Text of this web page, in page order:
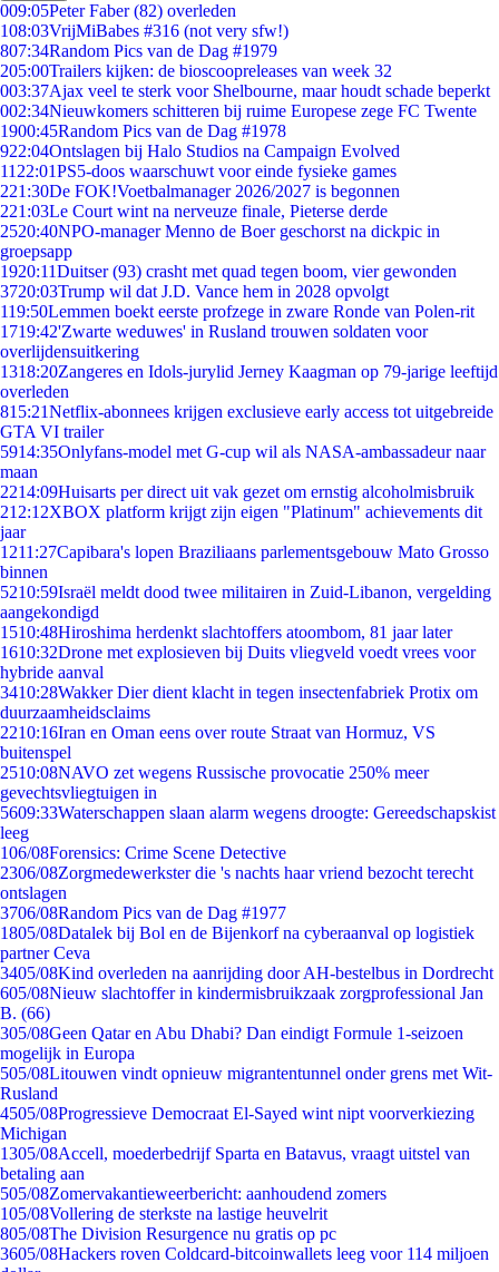
009:05Peter Faber (82) overleden
108:03VrijMiBabes #316 (not very sfw!)
807:34Random Pics van de Dag #1979
205:00Trailers kijken: de bioscoopreleases van week 32
003:37Ajax veel te sterk voor Shelbourne, maar houdt schade beperkt
002:34Nieuwkomers schitteren bij ruime Europese zege FC Twente
1900:45Random Pics van de Dag #1978
922:04Ontslagen bij Halo Studios na Campaign Evolved
11 22:01PS5-doos waarschuwt voor einde fysieke games
221:30De FOK!Voetbalmanager 2026/2027 is begonnen
221:03Le Court wint na nerveuze finale, Pieterse derde
2520:40NPO-manager Menno de Boer geschorst na dickpic in
groepsapp
1920:11Duitser (93) crasht met quad tegen boom, vier gewonden
3720:03Trump wil dat J.D. Vance hem in 2028 opvolgt
119:50Lemmen boekt eerste profzege in zware Ronde van Polen-rit
1719:42'Zwarte weduwes' in Rusland trouwen soldaten voor
overlijdensuitkering
1318:20Zangeres en Idols-jurylid Jerney Kaagman op 79-jarige leeftijd
overleden
815:21Netflix-abonnees krijgen exclusieve early access tot uitgebreide
GTA VI trailer
5914:35Onlyfans-model met G-cup wil als NASA-ambassadeur naar
maan
2214:09Huisarts per direct uit vak gezet om ernstig alcoholmisbruik
212:12XBOX platform krijgt zijn eigen "Platinum" achievements dit
jaar
1211:27Capibara's lopen Braziliaans parlementsgebouw Mato Grosso
binnen
5210:59Israël meldt dood twee militairen in Zuid-Libanon, vergelding
aangekondigd
1510:48Hiroshima herdenkt slachtoffers atoombom, 81 jaar later
1610:32Drone met explosieven bij Duits vliegveld voedt vrees voor
hybride aanval
3410:28Wakker Dier dient klacht in tegen insectenfabriek Protix om
duurzaamheidsclaims
2210:16Iran en Oman eens over route Straat van Hormuz, VS
buitenspel
2510:08NAVO zet wegens Russische provocatie 250% meer
gevechtsvliegtuigen in
5609:33Waterschappen slaan alarm wegens droogte: Gereedschapskist
leeg
106/08Forensics: Crime Scene Detective
2306/08Zorgmedewerkster die 's nachts haar vriend bezocht terecht
ontslagen
3706/08Random Pics van de Dag #1977
1805/08Datalek bij Bol en de Bijenkorf na cyberaanval op logistiek
partner Ceva
3405/08Kind overleden na aanrijding door AH-bestelbus in Dordrecht
605/08Nieuw slachtoffer in kindermisbruikzaak zorgprofessional Jan
B. (66)
305/08Geen Qatar en Abu Dhabi? Dan eindigt Formule 1-seizoen
mogelijk in Europa
505/08Litouwen vindt opnieuw migrantentunnel onder grens met Wit-
Rusland
4505/08Progressieve Democraat El-Sayed wint nipt voorverkiezing
Michigan
1305/08Accell, moederbedrijf Sparta en Batavus, vraagt uitstel van
betaling aan
505/08Zomervakantieweerbericht: aanhoudend zomers
105/08Vollering de sterkste na lastige heuvelrit
805/08The Division Resurgence nu gratis op pc
3605/08Hackers roven Coldcard-bitcoinwallets leeg voor 114 miljoen